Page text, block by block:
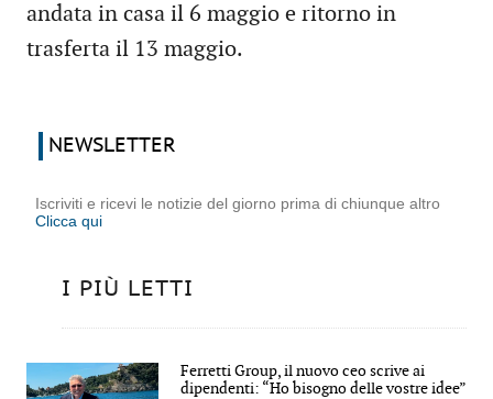
andata in casa il 6 maggio e ritorno in
trasferta il 13 maggio.
NEWSLETTER
Iscriviti e ricevi le notizie del giorno prima di chiunque altro
Clicca qui
I PIÙ LETTI
Ferretti Group, il nuovo ceo scrive ai
dipendenti: “Ho bisogno delle vostre idee”